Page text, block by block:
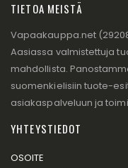
TIETOA MEISTÄ
Vapaakauppa.net
Aasiassa valmistettuja
mahdollista.
suomenkielisiin tuote-
asiakaspalveluun ja
YHTEYSTIEDOT
OSOITE